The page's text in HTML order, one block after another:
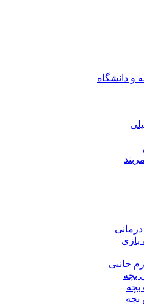
دانشگاه
بازی
جانبی
بچه
بچه